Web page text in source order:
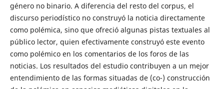
género no binario. A diferencia del resto del corpus, el
discurso periodístico no construyó la noticia directamente
como polémica, sino que ofreció algunas pistas textuales al
público lector, quien efectivamente construyó este evento
como polémico en los comentarios de los foros de las
noticias. Los resultados del estudio contribuyen a un mejor
entendimiento de las formas situadas de (co-) construcción